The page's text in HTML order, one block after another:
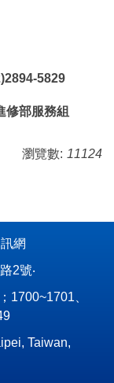
5829
修部服務組
瀏覽數: 11124
網
2號‧
1700~1701、
Taiwan,